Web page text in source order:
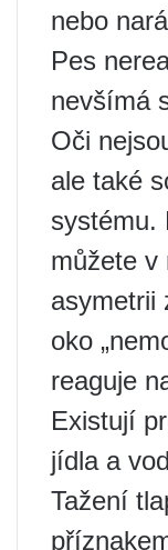
nebo
Pes
nevšímá
Oči
ale také
systému.
můžete v
asymetrii
oko
reaguje
Existují
jídla a
Tažení